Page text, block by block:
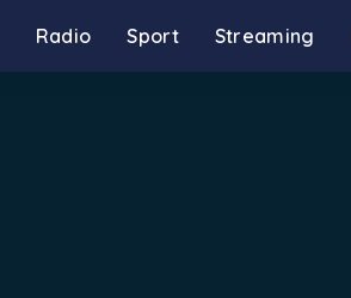
Radio Sport Streaming